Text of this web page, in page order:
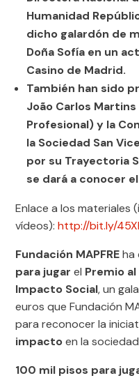
Humanidad
dicho galardón de
Doña Sofía en un
Casino de Madrid.
También han sido
João Carlos
Profesional) y la
la Sociedad San
por su Trayectoria
se dará a conocer
Enlace a los materiales
vídeos):http://bit.ly/
Fundación MAPFREha
para jugar el Premio
Impacto Social, un
euros que Fundación
para reconocer la
impactoen la
100 mil pisos para